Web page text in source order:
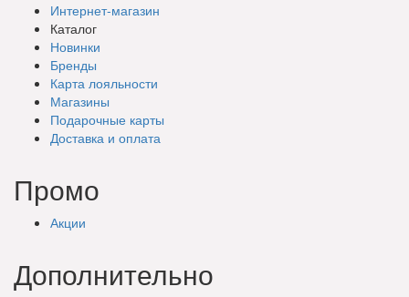
Интернет-магазин
Каталог
Новинки
Бренды
Карта лояльности
Магазины
Подарочные карты
Доставка и оплата
Промо
Акции
Дополнительно